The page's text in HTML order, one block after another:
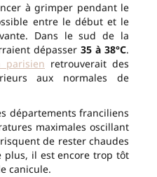
à grimper pendant le
entre le début et le
Dans le sud de la
dépasser 35 à 38°C.
parisien retrouverait des
aux normales de
départements franciliens
maximales oscillant
de rester chaudes
plus, il est encore trop tôt
canicule.